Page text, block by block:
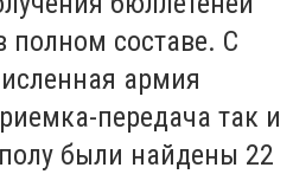
составе. С
армия
передача так и
были найдены 22